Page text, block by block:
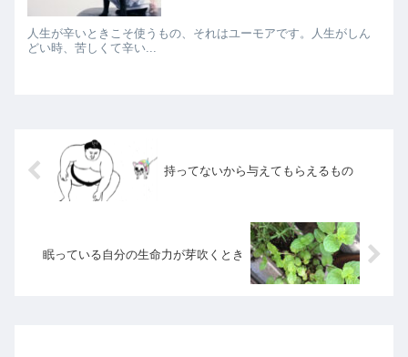
人生が辛いときこそ使うもの、それはユーモアです。人生がしん
どい時、苦しくて辛い...
持ってないから与えてもらえるもの
眠っている自分の生命力が芽吹くとき